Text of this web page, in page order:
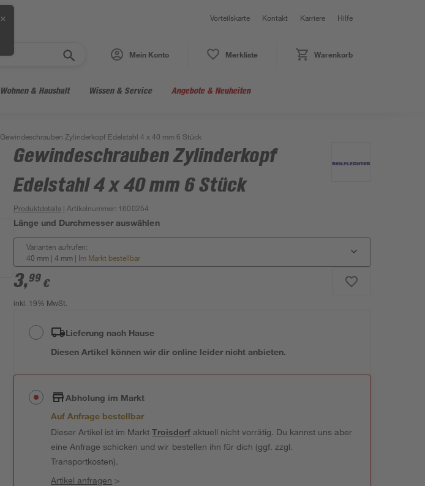
✕ Vorteilskarte Kontakt Karriere Hilfe
Mein Konto Merkliste Warenkorb
Wohnen & Haushalt Wissen & Service Angebote & Neuheiten
Gewindeschrauben Zylinderkopf Edelstahl 4 x 40 mm 6 Stück
Gewindeschrauben Zylinderkopf
Edelstahl 4 x 40 mm 6 Stück
Produktdetails | Artikelnummer: 1600254
Länge und Durchmesser auswählen
Varianten aufrufen:
40 mm | 4 mm | Im Markt bestellbar
3,99 €
inkl. 19% MwSt.
Lieferung nach Hause
Diesen Artikel können wir dir online leider nicht anbieten.
Abholung im Markt
Auf Anfrage bestellbar
Dieser Artikel ist im MarktTroisdorfaktuell nicht vorrätig. Du kannst uns aber
eine Anfrage schicken und wir bestellen ihn für dich (ggf. zzgl.
Transportkosten).
Artikel anfragen >